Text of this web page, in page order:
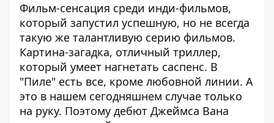
Фильм-сенсация среди инди-фильмов,
который запустил успешную, но не всегда
такую же талантливую серию фильмов.
Картина-загадка, отличный триллер,
который умеет нагнетать саспенс. В
"Пиле" есть все, кроме любовной линии. А
это в нашем сегодняшнем случае только
на руку. Поэтому дебют Джеймса Вана